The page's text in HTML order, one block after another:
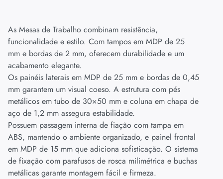
As Mesas de Trabalho combinam resistência,
funcionalidade e estilo. Com tampos em MDP de 25
mm e bordas de 2 mm, oferecem durabilidade e um
acabamento elegante.
Os painéis laterais em MDP de 25 mm e bordas de 0,45
mm garantem um visual coeso. A estrutura com pés
metálicos em tubo de 30×50 mm e coluna em chapa de
aço de 1,2 mm assegura estabilidade.
Possuem passagem interna de fiação com tampa em
ABS, mantendo o ambiente organizado, e painel frontal
em MDP de 15 mm que adiciona sofisticação. O sistema
de fixação com parafusos de rosca milimétrica e buchas
metálicas garante montagem fácil e firmeza.